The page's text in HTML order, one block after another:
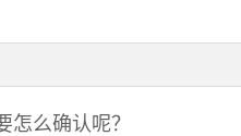
么确认呢？